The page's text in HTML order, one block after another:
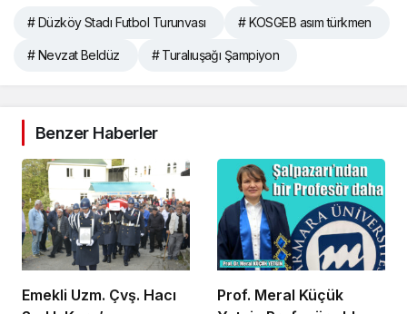
# Düzköy Stadı Futbol Turunvası # KOSGEB asım türkmen
# Nevzat Beldüz # Turalıuşağı Şampiyon
Benzer Haberler
Emekli Uzm. Çvş. Hacı
Prof. Meral Küçük